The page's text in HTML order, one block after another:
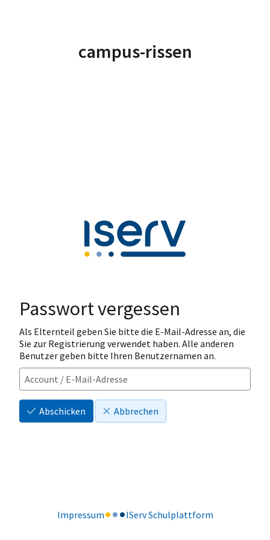
campus-rissen
Passwort vergessen
Als Elternteil geben Sie bitte die E-Mail-Adresse an, die
Sie zur Registrierung verwendet haben. Alle anderen
Benutzer geben bitte Ihren Benutzernamen an.
Abschicken Abbrechen
Impressum IServ Schulplattform